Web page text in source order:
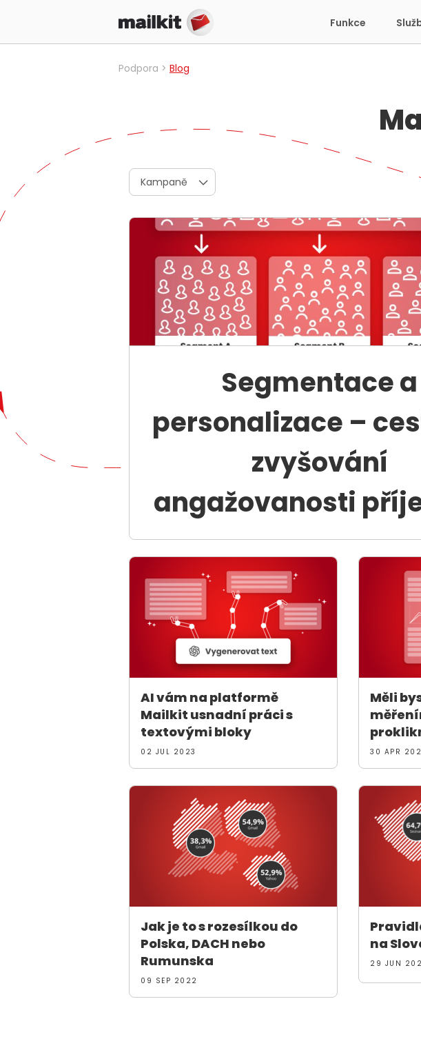
Funkce
Podpora Blog
Kampaně
Segmentace a
personalizace –
zvyšování
angažovanosti
AI vám na platformě
Mailkit usnadní práci s
textovými bloky
02 JUL 2023
Měli
30 APR
Jak je to s rozesílkou do
Polska, DACH nebo
Rumunska
09 SEP 2022
na
29 JUN